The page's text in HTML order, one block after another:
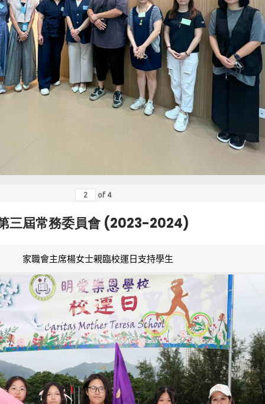
of 4
三屆常務委員會 (2023-2024)
家職會主席楊女士親臨校運日支持學生